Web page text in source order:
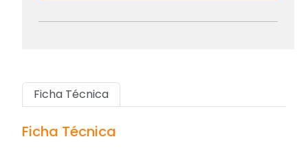
Ficha Técnica
Ficha Técnica